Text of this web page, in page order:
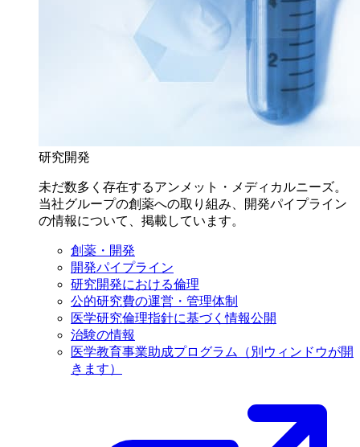
研究開発
未だ数多く存在するアンメット・メディカルニーズ。
当社グループの創薬への取り組み、開発パイプライン
の情報について、掲載しています。
創薬・開発
開発パイプライン
研究開発における倫理
公的研究費の運営・管理体制
医学研究倫理指針に基づく情報公開
治験の情報
医学教育事業助成プログラム
（別ウィンドウが開
きます）